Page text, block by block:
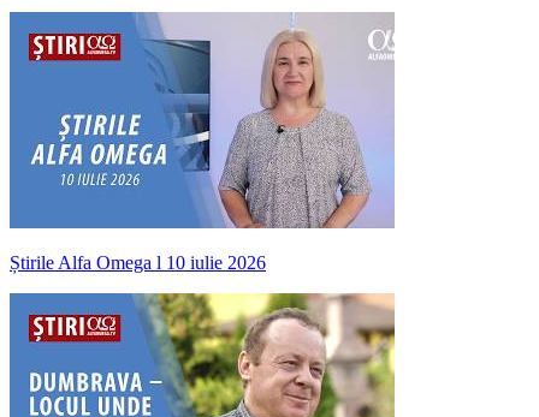
Știrile Alfa Omega l 10 iulie 2026